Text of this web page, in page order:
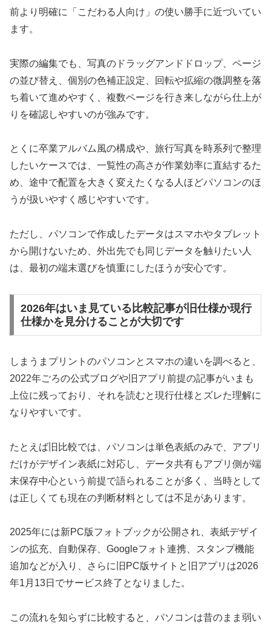
前より明確に「こだわる人向け」の使い勝手に近づいてい
ます。
実際の編集でも、写真のドラッグアンドドロップ、ページ
の並び替え、個別の色補正設定、回転や拡縮の微調整を落
ち着いて進めやすく、複数ページを行き来しながら仕上が
りを確認しやすいのが強みです。
とくに卒業アルバム風の構成や、旅行写真を時系列で整理
したいケースでは、一覧性の高さが作業効率に直結するた
め、途中で配置を大きく変えたくなる人ほどパソコンのほ
うが扱いやすく感じやすいです。
ただし、パソコンで作成したデータはスマホやタブレット
から開けないため、外出先でも同じデータを触りたい人
は、最初の端末選びを慎重にしたほうが安心です。
2026年はいま見ている比較記事が旧仕様か現行
仕様かを見分けることが大切です
しまうまプリントのパソコンとスマホの違いを調べると、
2022年ごろの公式ブログや旧アプリ前提の記事がいまも
上位に残っており、それを読むと現行仕様とズレた理解に
なりやすいです。
たとえば旧比較では、パソコンは単色表紙のみで、アプリ
だけがデザイン表紙に対応し、データ共有もアプリ側が端
末保存中心という前提で語られることが多く、当時として
は正しくても現在の判断材料としては不足があります。
2025年には新PC版フォトブックが公開され、表紙デザイ
ンの拡充、自動保存、Googleフォト連携、スタンプ機能
追加などが入り、さらに旧PC版サイトと旧アプリは2026
年1月13日でサービス終了となりました。
この流れを知らずに比較すると、パソコンは昔のまま弱い